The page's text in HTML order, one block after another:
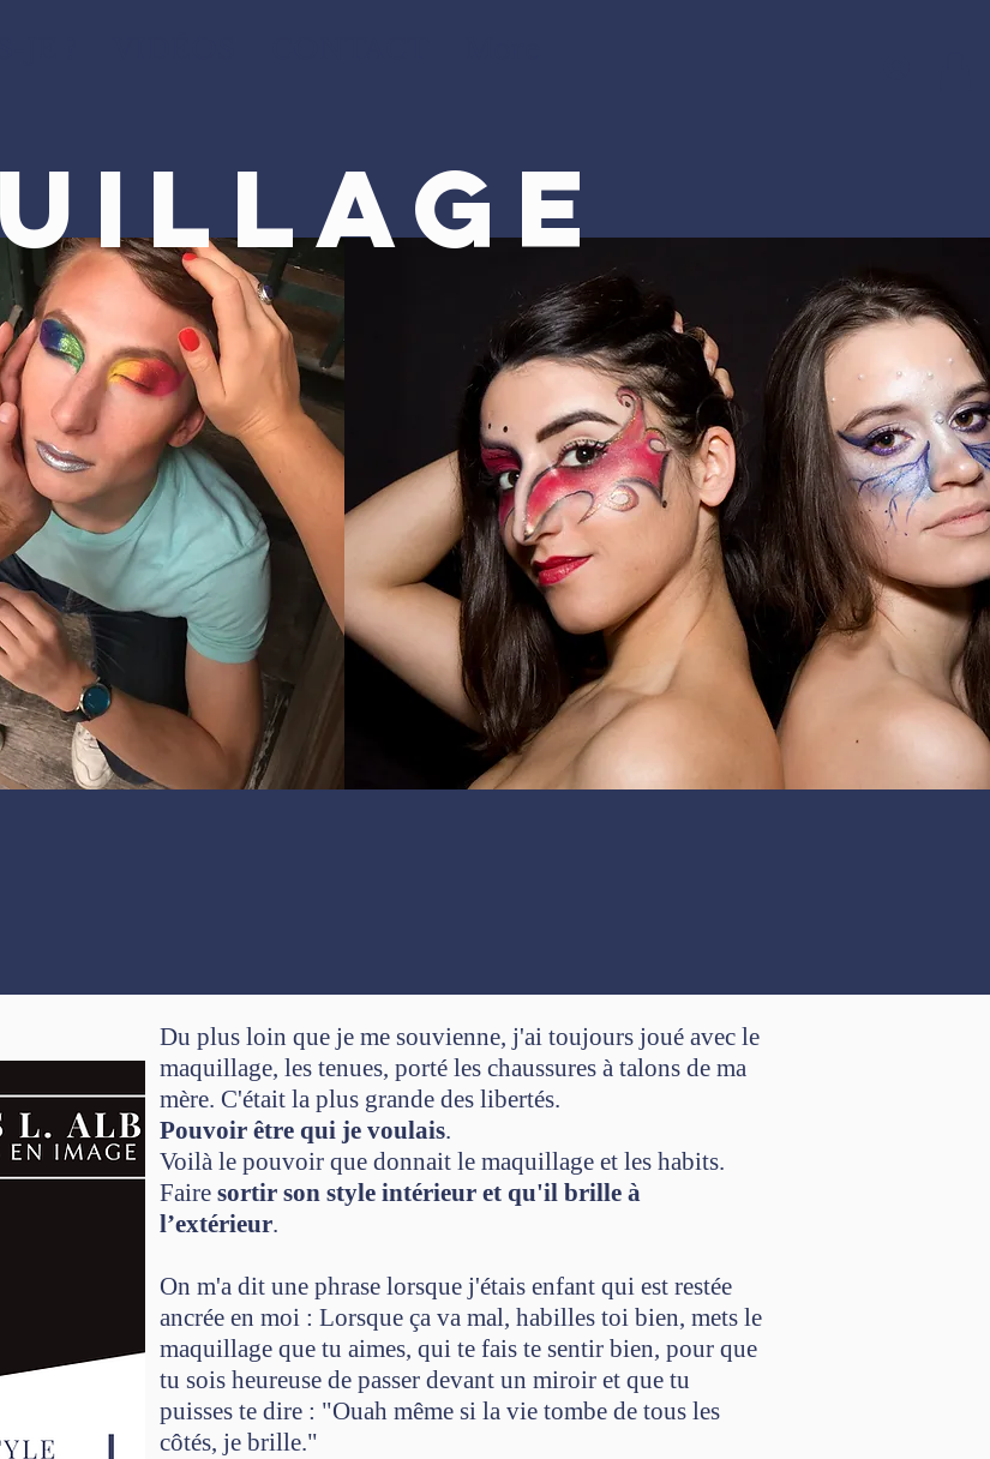
Du plus loin que je me souvienne, j'ai toujours joué avec le
maquillage, les tenues, porté les chaussures à talons de ma
mère. C'était la plus grande des libertés.
Pouvoir être qui je voulais.
Voilà le pouvoir que donnait le maquillage et les habits.
Faire sortir son style intérieur et qu'il brille à
l’extérieur.
On m'a dit une phrase lorsque j'étais enfant qui est restée
ancrée en moi : Lorsque ça va mal, habilles toi bien, mets le
maquillage que tu aimes, qui te fais te sentir bien, pour que
tu sois heureuse de passer devant un miroir et que tu
puisses te dire : "Ouah même si la vie tombe de tous les
côtés, je brille."